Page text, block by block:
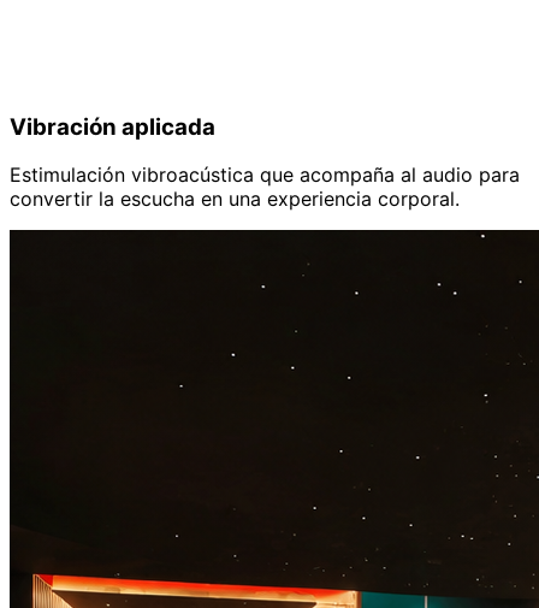
Vibración aplicada
Estimulación vibroacústica que acompaña al audio para
convertir la escucha en una experiencia corporal.